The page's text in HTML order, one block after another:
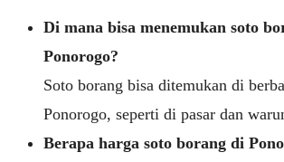
Di mana bisa menemukan soto
Ponorogo?
Soto borang bisa ditemukan di
Ponorogo, seperti di pasar dan
Berapa harga soto borang di